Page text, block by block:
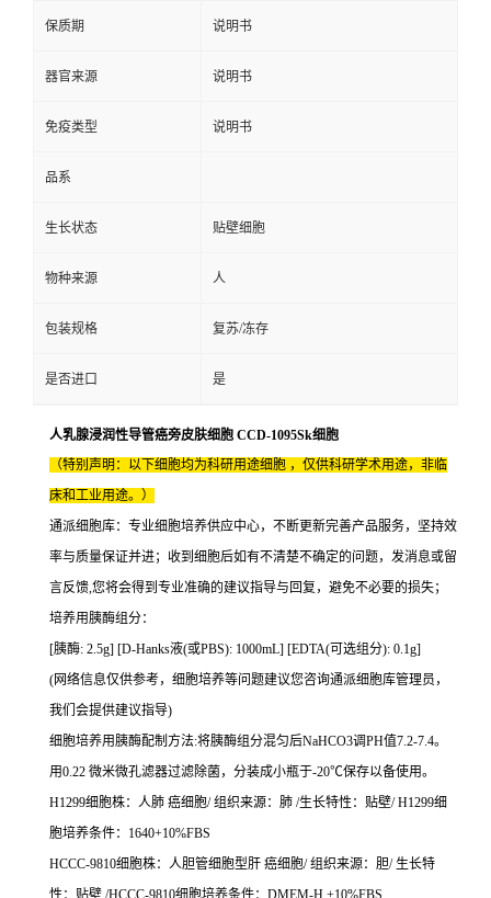
保质期 说明书
器官来源 说明书
免疫类型 说明书
品系
生长状态 贴壁细胞
物种来源 人
包装规格 复苏/冻存
是否进口 是
人乳腺浸润性导管癌旁皮肤细胞 CCD-1095Sk细胞
（特别声明：以下细胞均为科研用途细胞 ，仅供科研学术用途，非临
床和工业用途。）
通派细胞库：专业细胞培养供应中心，不断更新完善产品服务，坚持效
率与质量保证并进；收到细胞后如有不清楚不确定的问题，发消息或留
言反馈,您将会得到专业准确的建议指导与回复，避免不必要的损失；
培养用胰酶组分：
[胰酶: 2.5g] [D-Hanks液(或PBS): 1000mL] [EDTA(可选组分): 0.1g]
(网络信息仅供参考，细胞培养等问题建议您咨询通派细胞库管理员，
我们会提供建议指导)
细胞培养用胰酶配制方法:将胰酶组分混匀后NaHCO3调PH值7.2-7.4。
用0.22 微米微孔滤器过滤除菌，分装成小瓶于-20℃保存以备使用。
H1299细胞株：人肺 癌细胞/ 组织来源：肺 /生长特性：贴壁/ H1299细
胞培养条件：1640+10%FBS
HCCC-9810细胞株：人胆管细胞型肝 癌细胞/ 组织来源：胆/ 生长特
性：贴壁 /HCCC-9810细胞培养条件：DMEM-H +10%FBS